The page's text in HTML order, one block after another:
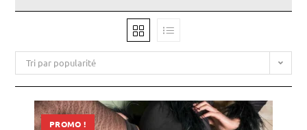
Tri par popularité
PROMO !